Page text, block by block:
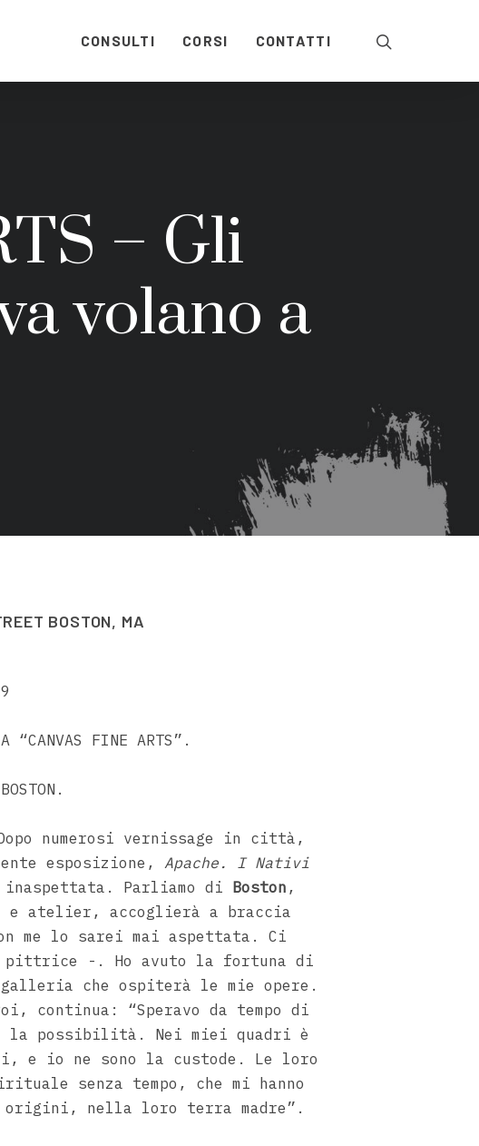
CONSULTI CORSI CONTATTI
– Gli
volano a
BOSTON, MA
“CANVAS FINE ARTS”.
numerosi vernissage in città,
esposizione, Apache. I Nativi
Parliamo di Boston,
e atelier, accoglierà a braccia
me lo sarei mai aspettata. Ci
pittrice -. Ho avuto la fortuna di
che ospiterà le mie opere.
continua: “Speravo da tempo di
possibilità. Nei miei quadri è
e io ne sono la custode. Le loro
senza tempo, che mi hanno
nella loro terra madre”.